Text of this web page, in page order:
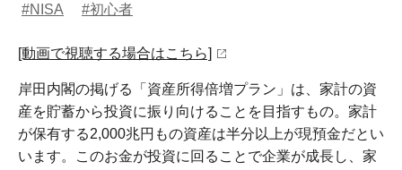
#NISA #初心者
[動画で視聴する場合はこちら]
岸田内閣の掲げる「資産所得倍増プラン」は、家計の資
産を貯蓄から投資に振り向けることを目指すもの。家計
が保有する2,000兆円もの資産は半分以上が現預金だとい
います。このお金が投資に回ることで企業が成長し、家